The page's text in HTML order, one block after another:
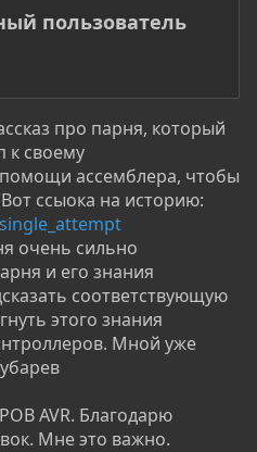
а
пользователь
про парня, который
к своему
ассемблера, чтобы
ссыока на историю:
очень сильно
и его знания
соответствующую
этого знания
Мной уже
AVR. Благодарю
Мне это важно.